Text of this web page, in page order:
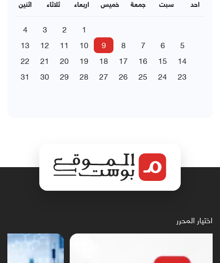
اثنين ثلاثاء اربعاء خميس جمعة سبت احد
1
2
3
4
5
6
7
8
9
10
11
12
13
14
15
16
17
18
19
20
21
22
23
24
25
26
27
28
29
30
31
اختيار المحرر